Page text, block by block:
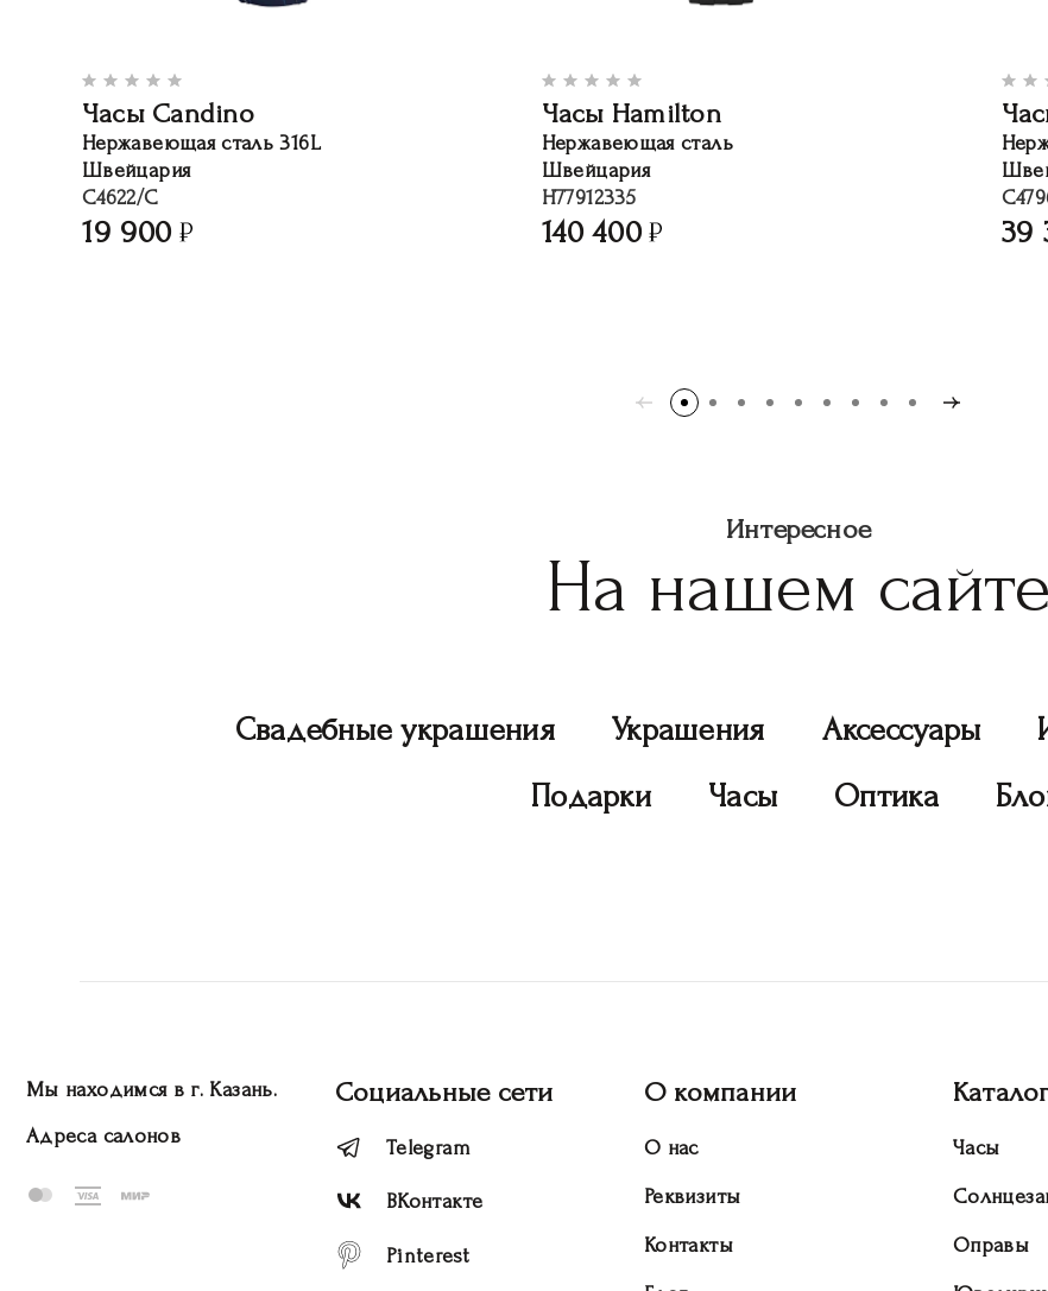
Часы Candino
Нержавеющая сталь 316L
Швейцария
C4622/C
19 900
Часы Hamilton
Нержавеющая сталь
Швейцария
H77912335
140 400 39
Интересное
На нашем сайте
Свадебные украшения Украшения Аксессуары
Подарки
Часы Оптика
Мы находимся в г. Казань.
Адреса салонов
Социальные сети
Telegram
ВКонтакте
Pinterest
О компании
О нас
Реквизиты
Контакты
Часы
Оправы